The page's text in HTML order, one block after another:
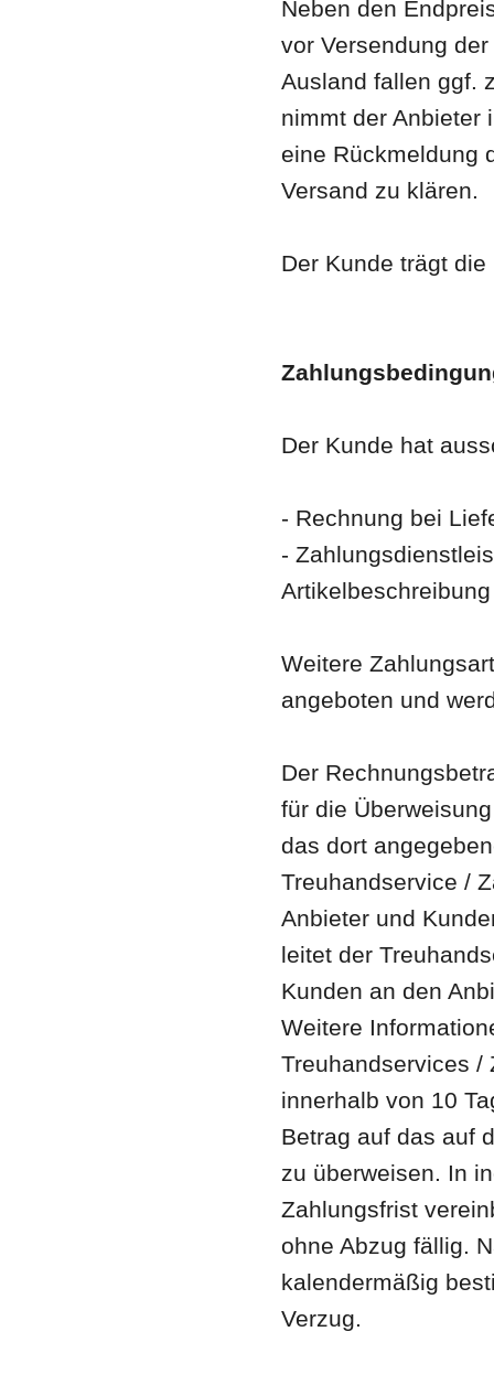
Neben den
vor Versendung
Ausland fallen ggf.
nimmt der Anbieter
eine Rückmeldung
Versand zu klären.
Der Kunde trägt
Der Kunde hat
- Rechnung bei
-
Weitere
angeboten und
Der
für die
das dort
Treuhandservice /
Anbieter und
leitet der
Kunden an den
Weitere
Treuhandservices /
innerhalb von 10
Betrag auf das auf
zu überweisen. In
Zahlungsfrist
ohne Abzug fällig.
kalendermäßig
Verzug.